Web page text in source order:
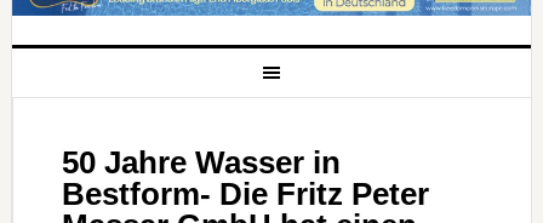
50 Jahre Wasser in
Bestform- Die Fritz Peter